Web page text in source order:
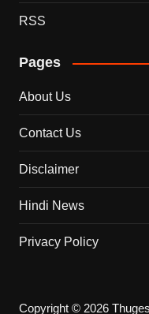
RSS
Pages
About Us
Contact Us
Disclaimer
Hindi News
Privacy Policy
Copyright © 2026